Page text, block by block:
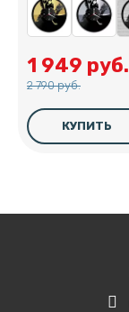
1 949 руб.
2 790 руб.
КУПИТЬ